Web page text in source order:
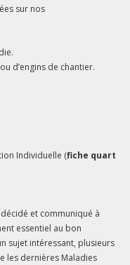
sur nos
d’engins de chantier.
Individuelle (fiche quart
et communiqué à
essentiel au bon
sujet intéressant, plusieurs
les dernières Maladies